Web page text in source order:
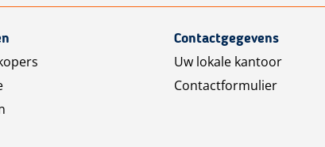
Contactgegevens
Uw lokale kantoor
Contactformulier